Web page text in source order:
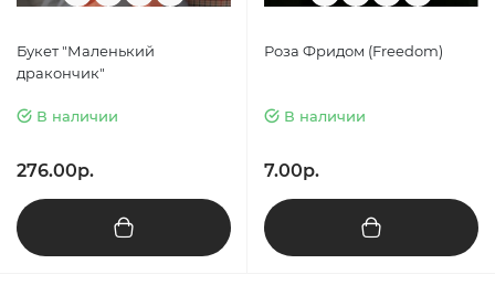
Букет "Маленький
дракончик"
В наличии
276.00р.
Роза Фридом (Freedom)
В наличии
7.00р.